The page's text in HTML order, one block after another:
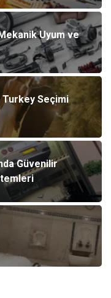
Uyum ve
Seçimi
Güvenilir